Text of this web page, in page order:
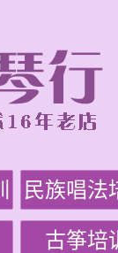
民族唱法
古筝培